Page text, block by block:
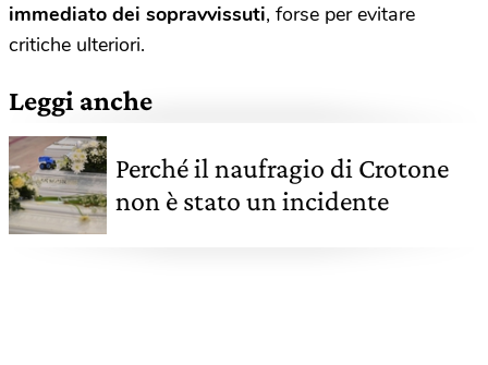
immediato dei sopravvissuti, forse per evitare
critiche ulteriori.
Leggi anche
Perché il naufragio di Crotone
non è stato un incidente